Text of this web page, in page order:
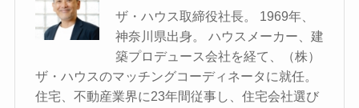
ザ・ハウス取締役社長。 1969年、
神奈川県出身。 ハウスメーカー、建
築プロデュース会社を経て、（株）
ザ・ハウスのマッチングコーディネータに就任。
住宅、不動産業界に23年間従事し、住宅会社選び